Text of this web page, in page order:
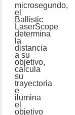
microsegundo,
el
Ballistic
LaserScope
determina
la
distancia
a su
objetivo,
calcula
su
trayectoria
e
ilumina
el
objetivo